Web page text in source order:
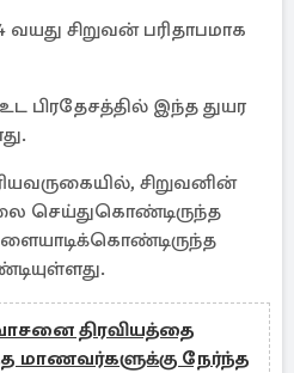
சிறுவன் பரிதாபமாக
இந்த துயர
சிறுவனின்
செய்துகொண்டிருந்த
திரவியத்தை
மாணவர்களுக்கு நேர்ந்த